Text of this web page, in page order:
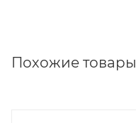
Похожие товары